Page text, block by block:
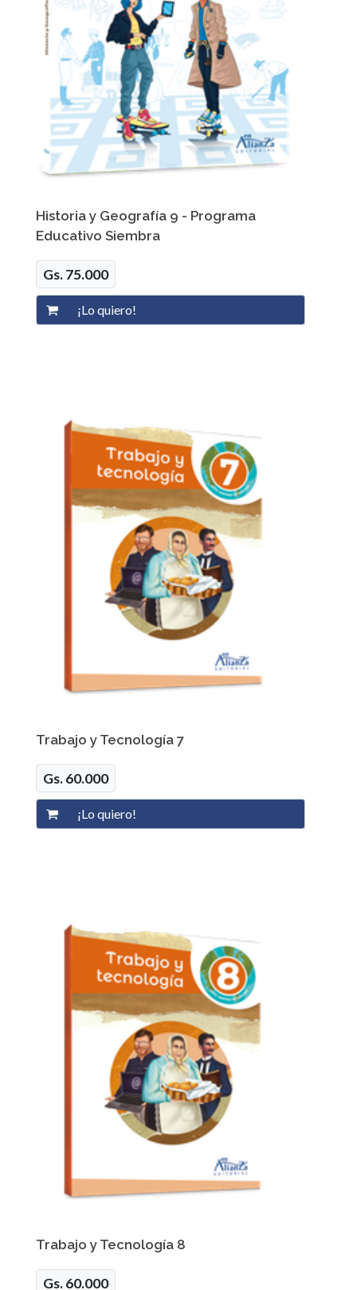
Historia y Geografía 9 - Programa
Educativo Siembra
Gs. 75.000
Trabajo y Tecnología 7
Gs. 60.000
Trabajo y Tecnología 8
Gs. 60.000